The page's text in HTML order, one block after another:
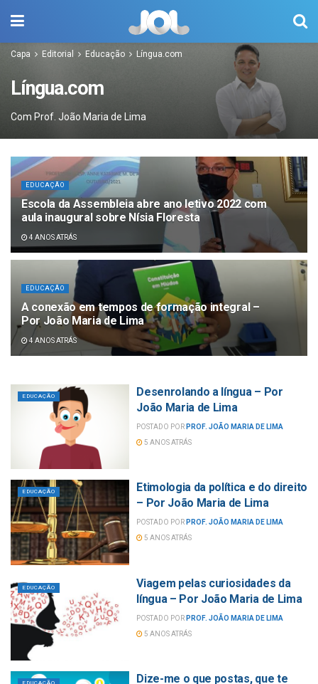
Capa Editorial Educação Língua.com
Língua.com
Com Prof. João Maria de Lima
EDUCAÇÃO
Escola da Assembleia abre ano letivo 2022 com
aula inaugural sobre Nísia Floresta
4 ANOS ATRÁS
EDUCAÇÃO
A conexão em tempos de formação integral –
Por João Maria de Lima
4 ANOS ATRÁS
EDUCAÇÃO
Desenrolando a língua – Por
João Maria de Lima
POSTADO POR PROF. JOÃO MARIA DE LIMA
5 ANOS ATRÁS
EDUCAÇÃO
Etimologia da política e do direito
– Por João Maria de Lima
POSTADO POR PROF. JOÃO MARIA DE LIMA
5 ANOS ATRÁS
EDUCAÇÃO
Viagem pelas curiosidades da
língua – Por João Maria de Lima
POSTADO POR PROF. JOÃO MARIA DE LIMA
5 ANOS ATRÁS
Dize-me o que postas, que te